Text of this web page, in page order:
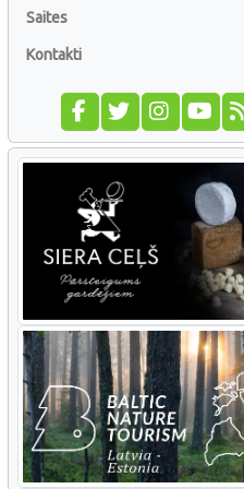
Saites
Kontakti